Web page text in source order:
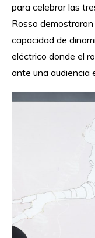
para celebrar las
Rosso
capacidad de
eléctrico donde el
ante una audiencia